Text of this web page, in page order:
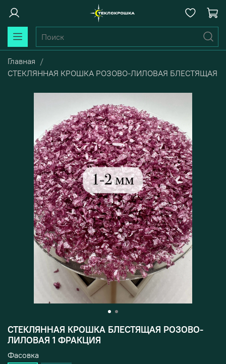
Главная
СТЕКЛЯННАЯ КРОШКА РОЗОВО-ЛИЛОВАЯ БЛЕСТЯЩАЯ
СТЕКЛЯННАЯ КРОШКА БЛЕСТЯЩАЯ РОЗОВО-
ЛИЛОВАЯ 1 ФРАКЦИЯ
Фасовка